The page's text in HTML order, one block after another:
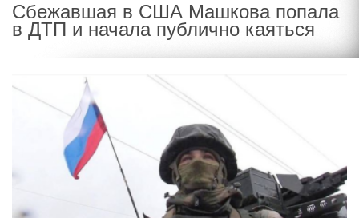
Сбежавшая в США Машкова попала
в ДТП и начала публично каяться